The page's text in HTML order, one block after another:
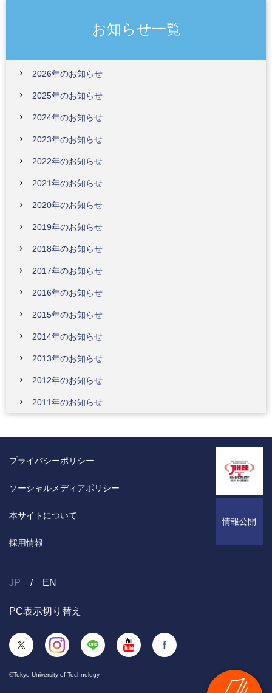
お知らせ一覧
2026年のお知らせ
2025年のお知らせ
2024年のお知らせ
2023年のお知らせ
2022年のお知らせ
2021年のお知らせ
2020年のお知らせ
2019年のお知らせ
2018年のお知らせ
2017年のお知らせ
2016年のお知らせ
2015年のお知らせ
2014年のお知らせ
2013年のお知らせ
2012年のお知らせ
2011年のお知らせ
情報公開
プライバシーポリシー
ソーシャルメディアポリシー
本サイトについて
採用情報
JP EN
PC表示切り替え
©Tokyo University of Technology